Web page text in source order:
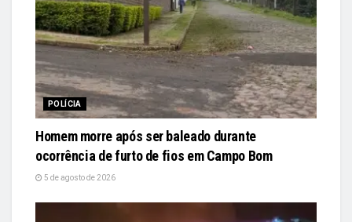
POLÍCIA
Homem morre após ser baleado durante
ocorrência de furto de fios em Campo Bom
5 de agosto de 2026